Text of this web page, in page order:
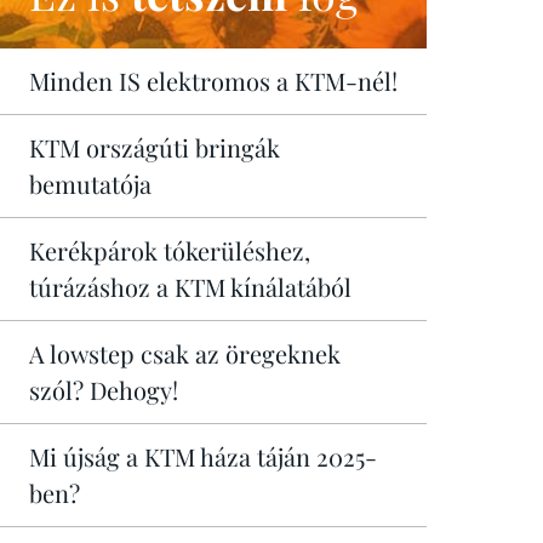
Minden IS elektromos a KTM-nél!
KTM országúti bringák
bemutatója
Kerékpárok tókerüléshez,
túrázáshoz a KTM kínálatából
A lowstep csak az öregeknek
szól? Dehogy!
Mi újság a KTM háza táján 2025-
ben?